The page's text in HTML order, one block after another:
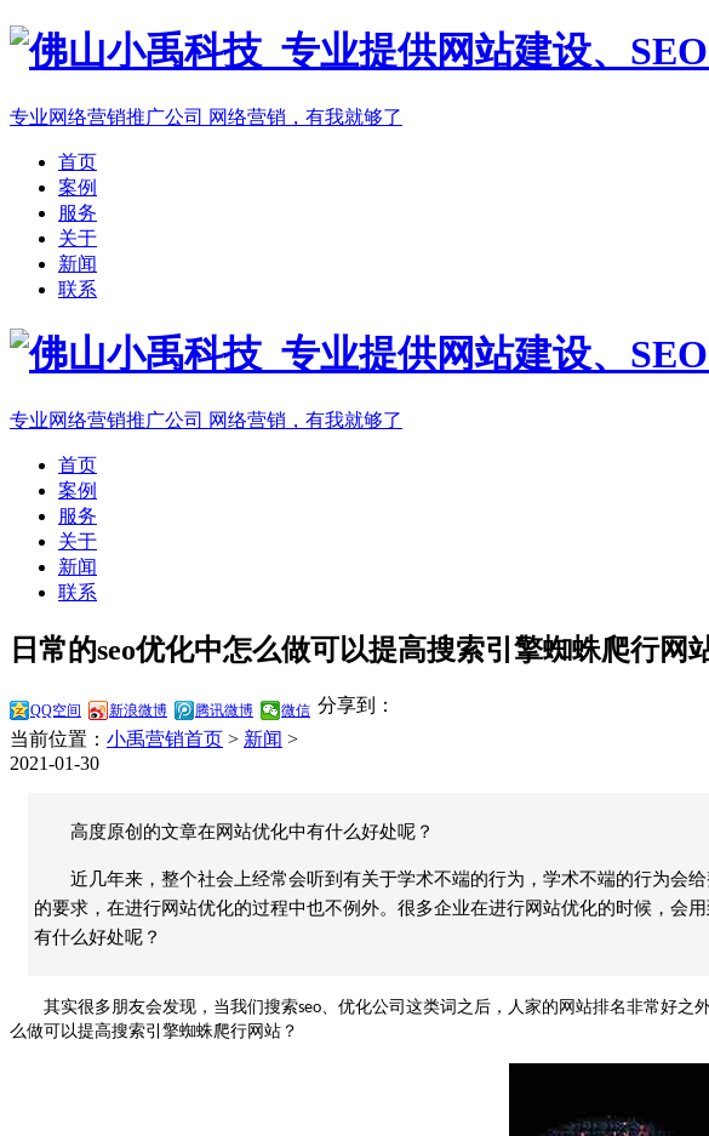
专业网络营销推广公司 网络营销，有我就够了
首页
案例
服务
关于
新闻
联系
专业网络营销推广公司 网络营销，有我就够了
首页
案例
服务
关于
新闻
联系
日常的seo优化中怎么做可以提高搜索引擎蜘蛛爬行网
分享到：
QQ空间 新浪微博 腾讯微博 微信
当前位置： 小禹营销首页 > 新闻 >
2021-01-30
高度原创的文章在网站优化中有什么好处呢？
近几年来，整个社会上经常会听到有关于学术不端的行为，学术不端的行为会
的要求，在进行网站优化的过程中也不例外。很多企业在进行网站优化的时候，会
有什么好处呢？
其实很多朋友会发现，当我们搜索seo 、优化公司这类词之后，人家的网站排名非常好
么做可以提高搜索引擎蜘蛛爬行网站？